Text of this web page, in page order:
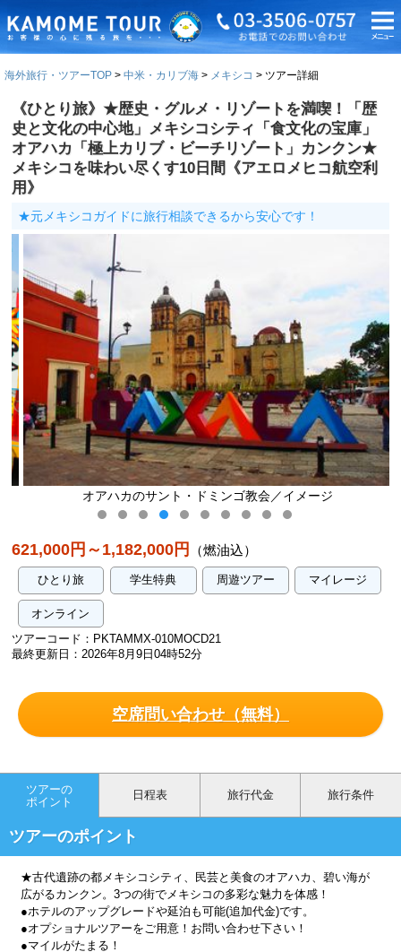
海外旅行・ツアーTOP 中米・カリブ海 メキシコ ツアー詳細
《ひとり旅》★歴史・グルメ・リゾートを満喫！「歴
史と文化の中心地」メキシコシティ「食文化の宝庫」
オアハカ「極上カリブ・ビーチリゾート」カンクン★
メキシコを味わい尽くす10日間《アエロメヒコ航空利
用》
★元メキシコガイドに旅行相談できるから安心です！
オアハカのサント・ドミンゴ教会／イメージ
621,000円～1,182,000円 （燃油込）
ひとり旅 学生特典 周遊ツアー マイレージ
オンライン
ツアーコード：PKTAMMX-010MOCD21
最終更新日：2026年8月9日04時52分
空席問い合わせ（無料）
ツアーの
ポイント
日程表 旅行代金 旅行条件
ツアーのポイント
★古代遺跡の都メキシコシティ、民芸と美食のオアハカ、碧い海が
広がるカンクン。3つの街でメキシコの多彩な魅力を体感！
●ホテルのアップグレードや延泊も可能(追加代金)です。
●オプショナルツアーをご用意！お問い合わせ下さい！
●マイルがたまる！